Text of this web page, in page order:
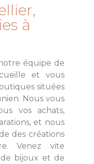
à
équipe de
et vous
situées
Nous vous
vos achats,
et nous
des créations
Venez vite
bijoux et de